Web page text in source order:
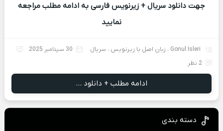
جهت دانلود سریال + زیرنویس فارسی به ادامه مطلب مراجعه
نمایید
Gonul Isleri ، زبان اصل با زیرنویس ، سریال
30 سپتامبر 2025
2 نظر
ادامه مطلب + دانلود ...
دسته بندی